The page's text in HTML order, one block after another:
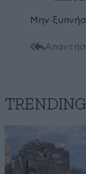
Μην
TRENDING